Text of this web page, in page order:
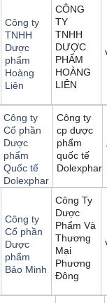
Công ty
TNHH
Dược
phẩm
Hoàng
Liên
CÔNG
TY
TNHH
DƯỢC
PHẨM
HOÀNG
LIÊN
Công ty
Cổ phần
Dược
phẩm
Quốc tế
Dolexphar
Công ty
cp dược
phẩm
quốc tế
Dolexphar
Công ty
Cổ phần
Dược
phẩm
Bảo Minh
Công Ty
Dược
Phẩm Và
Thương
Mại
Phương
Đông